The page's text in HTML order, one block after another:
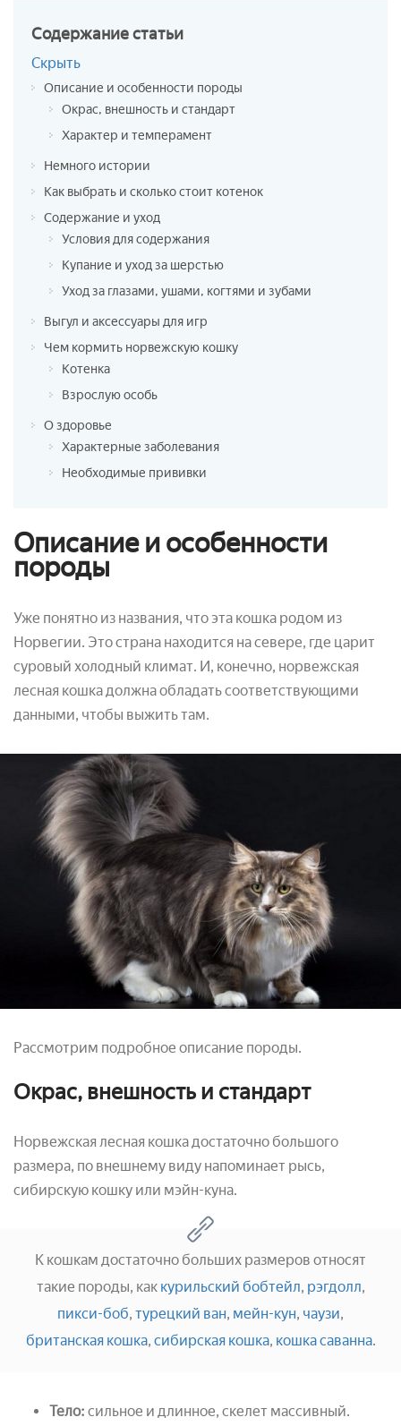
Содержаниестатьи
Скрыть
Описание и особенности породы
Окрас, внешность и стандарт
Характер и темперамент
Немного истории
Как выбрать и сколько стоит котенок
Содержание и уход
Условия для содержания
Купание и уход за шерстью
Уход за глазами, ушами, когтями и зубами
Выгул и аксессуары для игр
Чем кормить норвежскую кошку
Котенка
Взрослую особь
О здоровье
Характерные заболевания
Необходимые прививки
Описание и особенности
породы
Уже понятно из названия, что эта кошка родом из
Норвегии. Это страна находится на севере, где царит
суровый холодный климат. И, конечно, норвежская
лесная кошка должна обладать соответствующими
данными, чтобы выжить там.
Рассмотрим подробное описание породы.
Окрас, внешность и стандарт
Норвежская лесная кошка достаточно большого
размера, по внешнему виду напоминает рысь,
сибирскую кошку или мэйн-куна.
К кошкам достаточно больших размеров относят
такие породы, как курильский бобтейл, рэгдолл,
пикси-боб, турецкий ван, мейн-кун, чаузи,
британская кошка, сибирская кошка, кошка саванна.
Тело: сильное и длинное, скелет массивный.